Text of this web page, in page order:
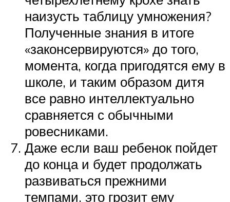
наизусть таблицу умножения?
Полученные знания в итоге
«законсервируются» до того,
момента, когда пригодятся ему в
школе, и таким образом дитя
все равно интеллектуально
сравняется с обычными
ровесниками.
Даже если ваш ребенок пойдет
до конца и будет продолжать
развиваться прежними
темпами, это грозит ему